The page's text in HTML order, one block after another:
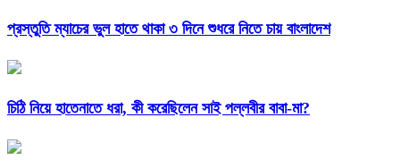
প্রস্তুতি ম্যাচের ভুল হাতে থাকা ৩ দিনে শুধরে নিতে চায় বাংলাদেশ
চিঠি নিয়ে হাতেনাতে ধরা, কী করেছিলেন সাই পল্লবীর বাবা-মা?